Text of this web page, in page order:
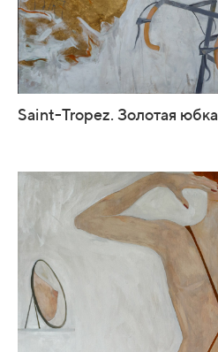
Saint-Tropez. Золотая юбка